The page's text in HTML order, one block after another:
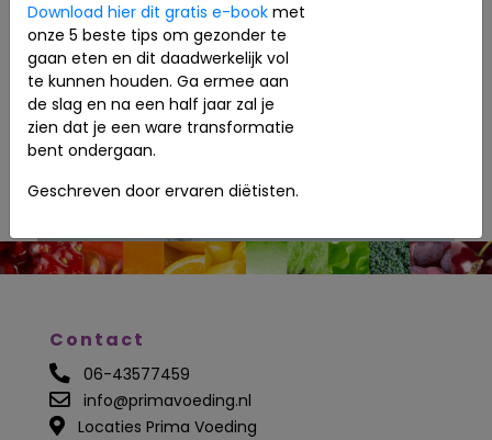
Contact
06-43577459
info@primavoeding.nl
Locaties Prima Voeding
Download hier dit gratis e-book met
onze 5 beste tips om gezonder te
gaan eten en dit daadwerkelijk vol
te kunnen houden. Ga ermee aan
de slag en na een half jaar zal je
zien dat je een ware transformatie
bent ondergaan.
Geschreven door ervaren diëtisten.